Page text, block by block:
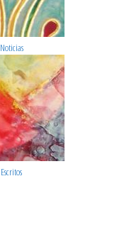
Noticias
Escritos